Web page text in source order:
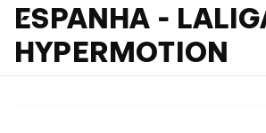
ESPANHA - LALIGA
HYPERMOTION